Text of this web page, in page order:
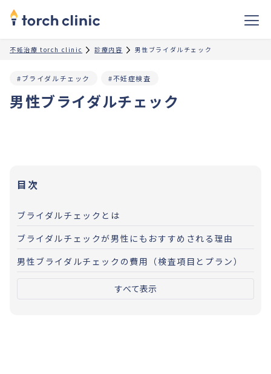
不妊治療 torch clinic 診療内容 男性ブライダルチェック
男性ブライダルチェック
#ブライダルチェック #不妊症検査
目次
ブライダルチェックとは
ブライダルチェックが男性にもおすすめされる理由
男性ブライダルチェックの費用（検査項目とプラン）
すべて表示